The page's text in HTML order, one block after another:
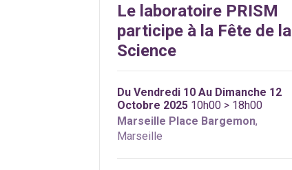
Le laboratoire PRISM
participe à la Fête de la
Science
Du Vendredi 10 Au Dimanche 12
Octobre 2025 10h00 > 18h00
Marseille Place Bargemon,
Marseille